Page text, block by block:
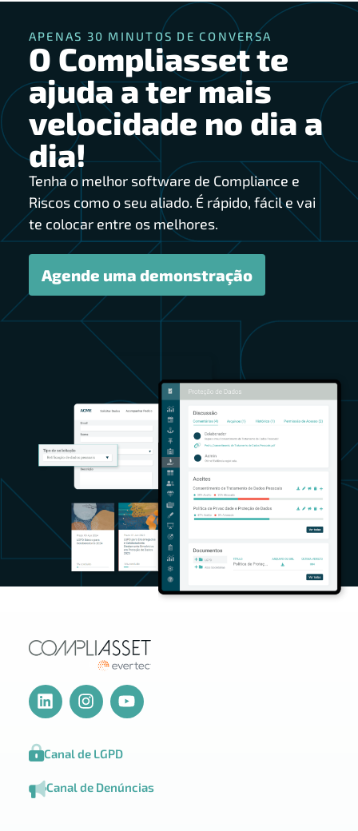
APENAS 30 MINUTOS DE CONVERSA
O Compliasset te
ajuda a ter mais
velocidade no dia a
dia!
Tenha o melhor software de Compliance e
Riscos como o seu aliado. É rápido, fácil e vai
te colocar entre os melhores.
Agende uma demonstração
Canal de LGPD
Canal de Denúncias